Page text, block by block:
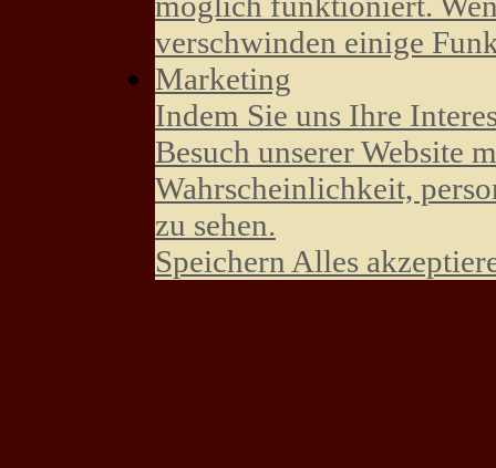
verschwinden einige
Marketing
Indem Sie uns Ihre
Besuch unserer Website
Wahrscheinlichkeit,
zu sehen.
Speichern Alles